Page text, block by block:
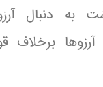
به دنبال
برخلاف